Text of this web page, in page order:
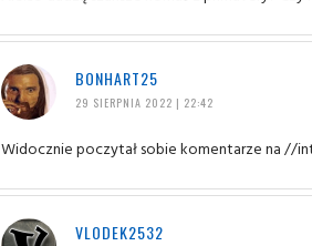
BONHART25
29 SIERPNIA 2022 | 22:42
Widocznie poczytał sobie komentarze na //
VLODEK2532